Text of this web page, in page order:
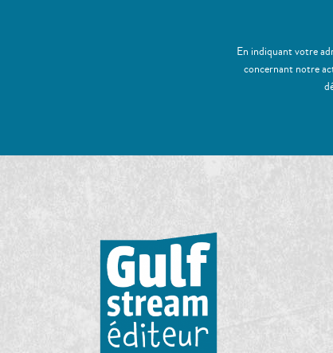
En indiquant votre
concernant notre